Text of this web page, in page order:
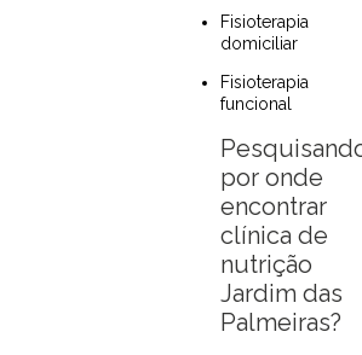
Fisioterapia
domiciliar
Fisioterapia
funcional
por onde
encontrar
clínica de
nutrição
Jardim das
Palmeiras?